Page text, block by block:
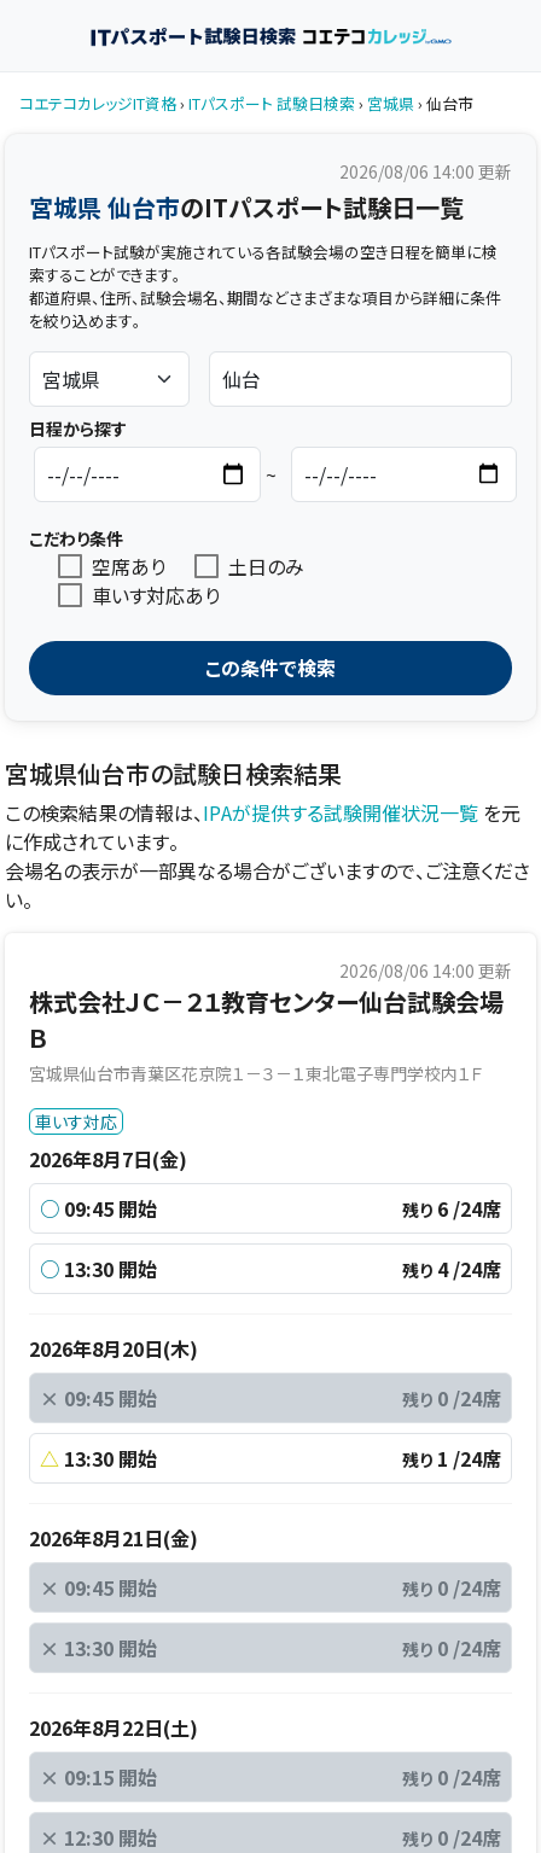
コエテコカレッジIT資格› ITパスポート 試験日検索 › 宮城県 › 仙台市
2026/08/06 14:00 更新
宮城県 仙台市のITパスポート試験日一覧
ITパスポート試験が実施されている各試験会場の空き日程を簡単に検
索することができます。
都道府県、住所、試験会場名、期間などさまざまな項目から詳細に条件
を絞り込めます。
日程から探す
~
こだわり条件
空席あり
土日のみ
車いす対応あり
この条件で検索
宮城県仙台市の試験日検索結果
この検索結果の情報は、IPAが提供する試験開催状況一覧を元
に作成されています。
会場名の表示が一部異なる場合がございますので、ご注意くださ
い。
2026/08/06 14:00 更新
株式会社ＪＣ－２１教育センター仙台試験会場
Ｂ
宮城県仙台市青葉区花京院１－３－１東北電子専門学校内１Ｆ
車いす対応
2026年8月7日(金)
○ 09:45 開始 残り6 /24席
○ 13:30 開始 残り4 /24席
2026年8月20日(木)
× 09:45 開始 残り0 /24席
△ 13:30 開始 残り1 /24席
2026年8月21日(金)
× 09:45 開始 残り0 /24席
× 13:30 開始 残り0 /24席
2026年8月22日(土)
× 09:15 開始 残り0 /24席
× 12:30 開始 残り0 /24席